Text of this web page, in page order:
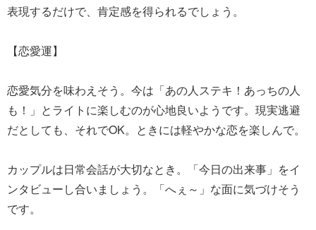
表現するだけで、肯定感を得られるでしょう。
【恋愛運】
恋愛気分を味わえそう。今は「あの人ステキ！あっちの人
も！」とライトに楽しむのが心地良いようです。現実逃避
だとしても、それでOK。ときには軽やかな恋を楽しんで。
カップルは日常会話が大切なとき。「今日の出来事」をイ
ンタビューし合いましょう。「へぇ～」な面に気づけそう
です。